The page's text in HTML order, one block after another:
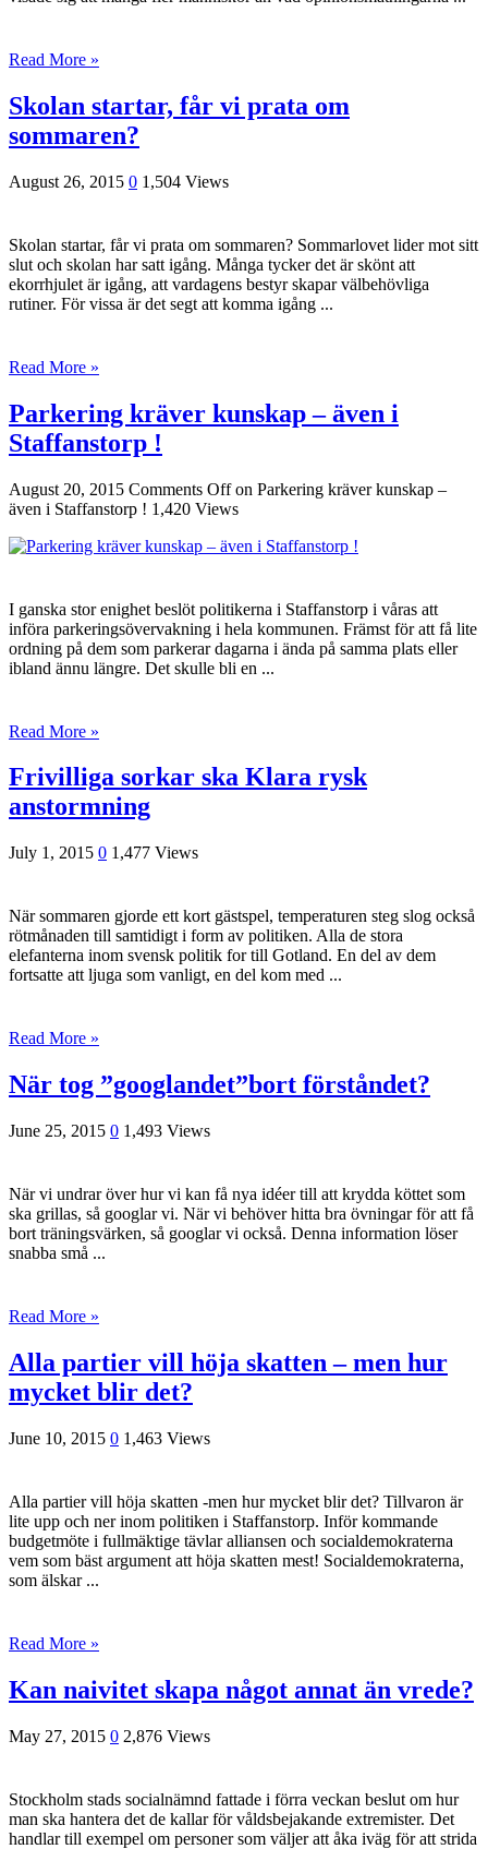
Read More »
Skolan startar, får vi prata om
sommaren?
August 26, 2015 0 1,504 Views
Skolan startar, får vi prata om sommaren? Sommarlovet lider mot sitt
slut och skolan har satt igång. Många tycker det är skönt att
ekorrhjulet är igång, att vardagens bestyr skapar välbehövliga
rutiner. För vissa är det segt att komma igång ...
Read More »
Parkering kräver kunskap – även i
Staffanstorp !
August 20, 2015 Comments Offon Parkering kräver kunskap –
även i Staffanstorp ! 1,420 Views
I ganska stor enighet beslöt politikerna i Staffanstorp i våras att
införa parkeringsövervakning i hela kommunen. Främst för att få lite
ordning på dem som parkerar dagarna i ända på samma plats eller
ibland ännu längre. Det skulle bli en ...
Read More »
Frivilliga sorkar ska Klara rysk
anstormning
July 1, 2015 0 1,477 Views
När sommaren gjorde ett kort gästspel, temperaturen steg slog också
rötmånaden till samtidigt i form av politiken. Alla de stora
elefanterna inom svensk politik for till Gotland. En del av dem
fortsatte att ljuga som vanligt, en del kom med ...
Read More »
När tog ”googlandet”bort förståndet?
June 25, 2015 0 1,493 Views
När vi undrar över hur vi kan få nya idéer till att krydda köttet som
ska grillas, så googlar vi. När vi behöver hitta bra övningar för att få
bort träningsvärken, så googlar vi också. Denna information löser
snabba små ...
Read More »
Alla partier vill höja skatten – men hur
mycket blir det?
June 10, 2015 0 1,463 Views
Alla partier vill höja skatten -men hur mycket blir det? Tillvaron är
lite upp och ner inom politiken i Staffanstorp. Inför kommande
budgetmöte i fullmäktige tävlar alliansen och socialdemokraterna
vem som bäst argument att höja skatten mest! Socialdemokraterna,
som älskar ...
Read More »
Kan naivitet skapa något annat än vrede?
May 27, 2015 0 2,876 Views
Stockholm stads socialnämnd fattade i förra veckan beslut om hur
man ska hantera det de kallar för våldsbejakande extremister. Det
handlar till exempel om personer som väljer att åka iväg för att strida